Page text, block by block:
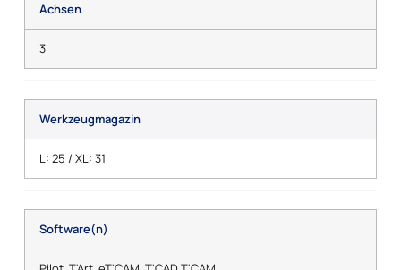
Achsen
3
Werkzeugmagazin
L: 25 / XL: 31
Software(n)